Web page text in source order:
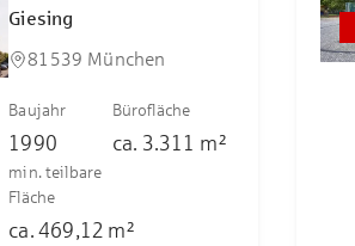
Giesing
81539 München
Baujahr
1990
Bürofläche
ca. 3.311 m²
min. teilbare
Fläche
ca. 469,12 m²